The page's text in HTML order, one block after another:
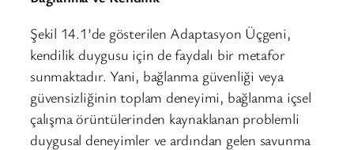
Şekil 14.1’de gösterilen Adaptasyon Üçgeni,
kendilik duygusu için de faydalı bir metafor
sunmaktadır. Yani, bağlanma güvenliği veya
güvensizliğinin toplam deneyimi, bağlanma içsel
çalışma örüntülerinden kaynaklanan problemli
duygusal deneyimler ve ardından gelen savunma